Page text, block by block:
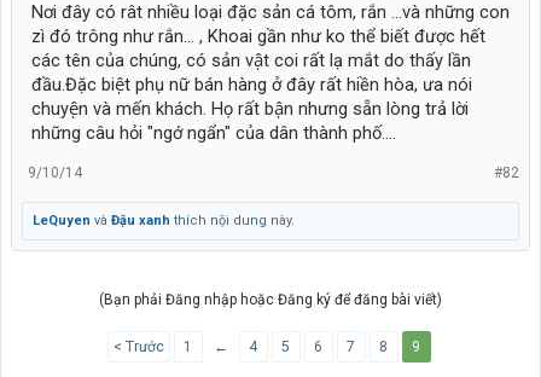
Nơi đây có rât nhiều loại đặc sản cá tôm, rắn ...và những con
zì đó trông như rắn... , Khoai gần như ko thể biết được hết
các tên của chúng, có sản vật coi rất lạ mắt do thấy lần
đầu.Đặc biệt phụ nữ bán hàng ở đây rất hiền hòa, ưa nói
chuyện và mến khách. Họ rất bận nhưng sẵn lòng trả lời
những câu hỏi "ngớ ngẩn" của dân thành phố....
#82
9/10/14
LeQuyen và Đậu xanh thích nội dung này.
(Bạn phải Đăng nhập hoặc Đăng ký để đăng bài viết)
< Trước 1 ← 4 5 6 7 8 9